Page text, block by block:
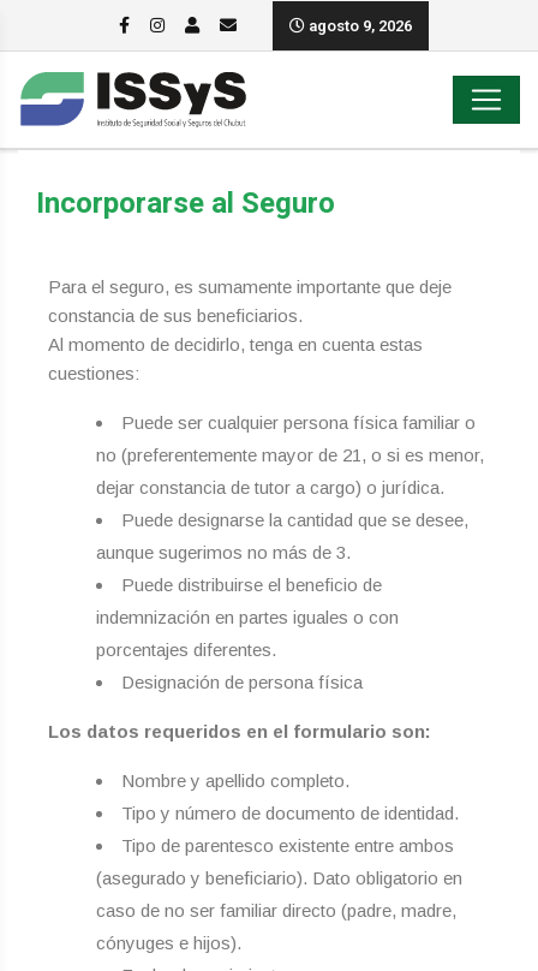
agosto 9, 2026
Incorporarse al Seguro
Para el seguro, es sumamente importante que deje
constancia de sus beneficiarios.
Al momento de decidirlo, tenga en cuenta estas
cuestiones:
Puede ser cualquier persona física familiar o
no (preferentemente mayor de 21, o si es menor,
dejar constancia de tutor a cargo) o jurídica.
Puede designarse la cantidad que se desee,
aunque sugerimos no más de 3.
Puede distribuirse el beneficio de
indemnización en partes iguales o con
porcentajes diferentes.
Designación de persona física
Los datos requeridos en el formulario son:
Nombre y apellido completo.
Tipo y número de documento de identidad.
Tipo de parentesco existente entre ambos
(asegurado y beneficiario). Dato obligatorio en
caso de no ser familiar directo (padre, madre,
cónyuges e hijos).